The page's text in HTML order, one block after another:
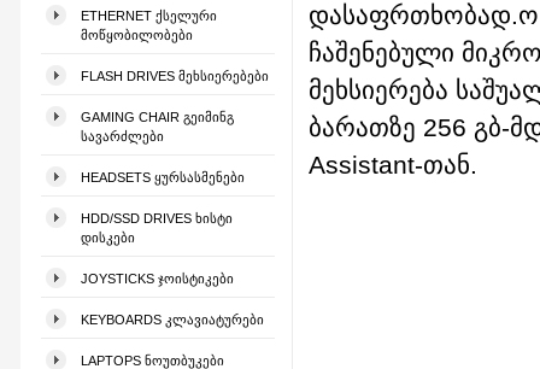
ETHERNET ᲥᲡᲔᲚᲣᲠᲘ
ᲛᲝᲬᲧᲝᲑᲘᲚᲝᲑᲔᲑᲘ
FLASH DRIVES ᲛᲔᲮᲡᲘᲔᲠᲔᲑᲔᲑᲘ
GAMING CHAIR ᲒᲔᲘᲛᲘᲜᲒ
ᲡᲐᲕᲐᲠᲫᲚᲔᲑᲘ
HEADSETS ᲧᲣᲠᲡᲐᲡᲛᲔᲜᲔᲑᲘ
HDD/SSD DRIVES ᲮᲘᲡᲢᲘ
ᲓᲘᲡᲙᲔᲑᲘ
JOYSTICKS ᲯᲝᲘᲡᲢᲘᲙᲔᲑᲘ
KEYBOARDS ᲙᲚᲐᲕᲘᲐᲢᲣᲠᲔᲑᲘ
LAPTOPS ᲜᲝᲣᲗᲑᲣᲙᲔᲑᲘ
ჩაშენებული
მეხსიერება
ბარათზე 256 გბ-
Assistant-თან.